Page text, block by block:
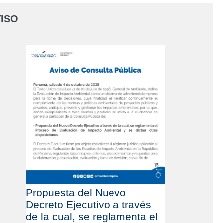
Propuesta del Nuevo
Decreto Ejecutivo a través
de la cual, se reglamenta el